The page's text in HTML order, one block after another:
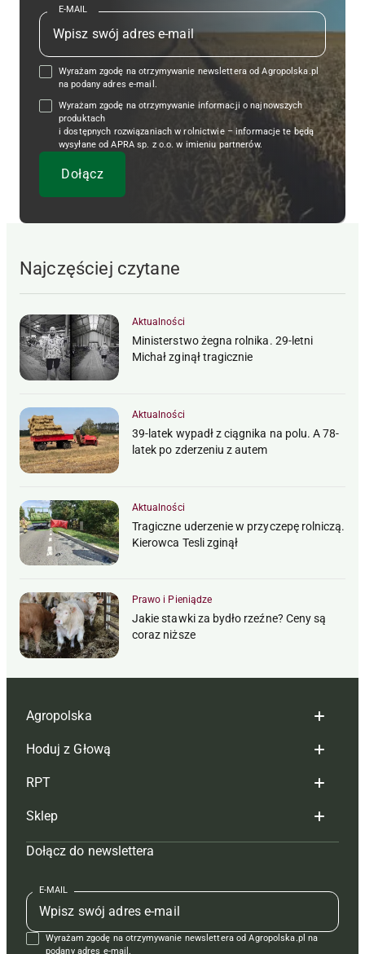
E-MAIL
Wyrażam zgodę na otrzymywanie newslettera od Agropolska.pl
na podany adres e-mail.
Wyrażam zgodę na otrzymywanie informacji o najnowszych
produktach
i dostępnych rozwiązaniach w rolnictwie – informacje te będą
wysyłane od APRA sp. z o.o. w imieniu partnerów.
Najczęściej czytane
Aktualności
Ministerstwo żegna rolnika. 29-letni
Michał zginął tragicznie
Aktualności
39-latek wypadł z ciągnika na polu. A 78-
latek po zderzeniu z autem
Aktualności
Tragiczne uderzenie w przyczepę rolniczą.
Kierowca Tesli zginął
Prawo i Pieniądze
Jakie stawki za bydło rzeźne? Ceny są
coraz niższe
Agropolska
Redakcja
Reklama
Tagi
Mapa serwisu
Kontakt
Regulamin
Polityka prywatności
Hoduj z Głową
Hoduj z głową bydło
Hoduj z głową świnie
Prenumerata
Redakcja
Kontakt
RPT
Redakcja
Prenumerata
Reklama
Kontakt
Sklep
Czasopisma i prenumerata
Książki
Regulamin
Dołącz do newslettera
E-MAIL
Wyrażam zgodę na otrzymywanie newslettera od Agropolska.pl na
podany adres e-mail.